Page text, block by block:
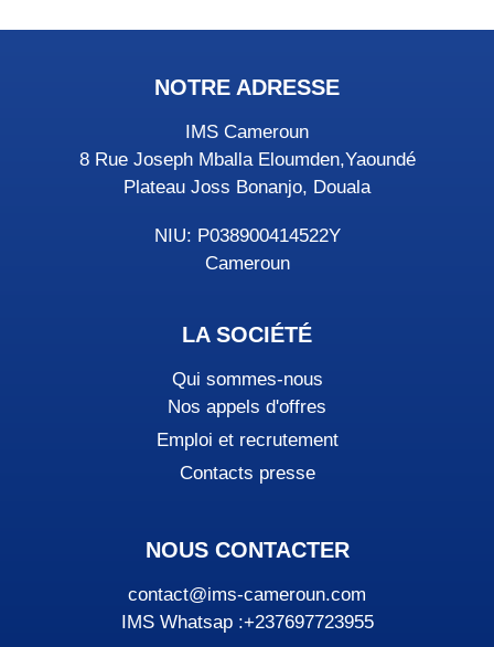
NOTRE ADRESSE
IMS Cameroun
8 Rue Joseph Mballa Eloumden,Yaoundé
Plateau Joss Bonanjo, Douala
NIU: P038900414522Y
Cameroun
LA SOCIÉTÉ
Qui sommes-nous
Nos appels d'offres
Emploi et recrutement
Contacts presse
NOUS CONTACTER
contact@ims-cameroun.com
IMS Whatsap :+237697723955